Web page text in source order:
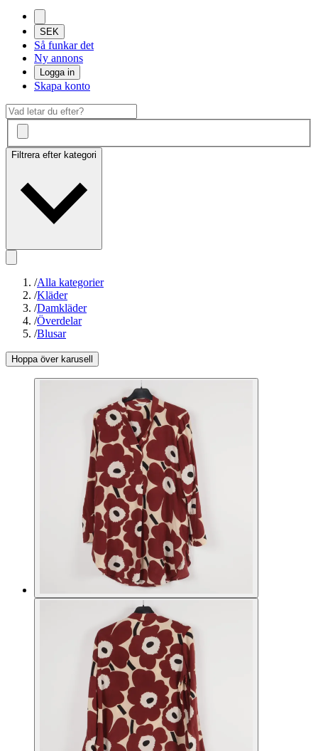
SEK
Så funkar det
Ny annons
Logga in
Skapa konto
Filtrera efter kategori
/Alla kategorier
/Kläder
/Damkläder
/Överdelar
/Blusar
Hoppa över karusell